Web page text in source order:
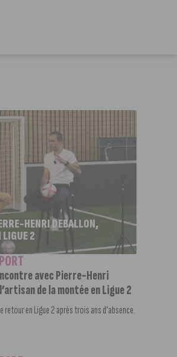
HENRI DEBALLON,
LIGUE 2
avec Pierre-Henri
de la montée en Ligue 2
retour en Ligue 2 après trois ans d’absence.